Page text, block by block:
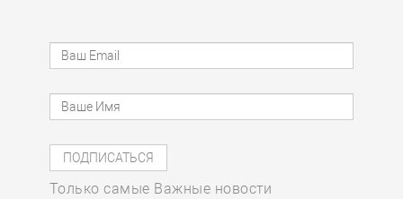
Только самые Важные новости